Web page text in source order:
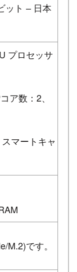
ット – 日本
プロセッサ
ア数：2、
マートキャ
M.2)です。